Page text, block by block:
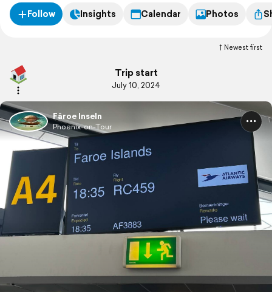
Follow Insights Calendar Photos
Newest first
Trip start
July 10, 2024
Färoe Inseln
Phoenix-on-Tour